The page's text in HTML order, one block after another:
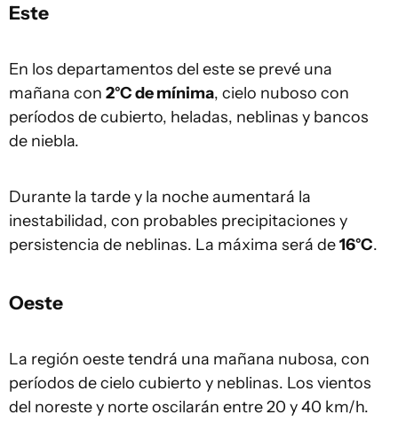
Este
En los departamentos del este se prevé una
mañana con 2°C de mínima, cielo nuboso con
períodos de cubierto, heladas, neblinas y bancos
de niebla.
Durante la tarde y la noche aumentará la
inestabilidad, con probables precipitaciones y
persistencia de neblinas. La máxima será de16°C.
Oeste
La región oeste tendrá una mañana nubosa, con
períodos de cielo cubierto y neblinas. Los vientos
del noreste y norte oscilarán entre 20 y 40 km/h.